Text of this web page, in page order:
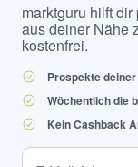
marktguru hilft
aus deiner Nähe
kostenfrei.
Prospekte
Wöchentlich die
Kein Cashback